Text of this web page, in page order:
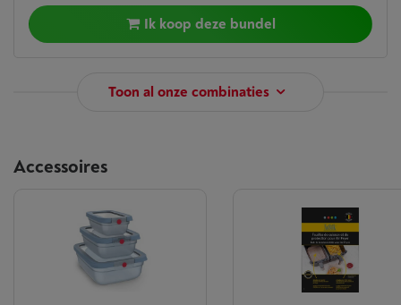
Ik koop deze bundel
Toon al onze combinaties
Accessoires